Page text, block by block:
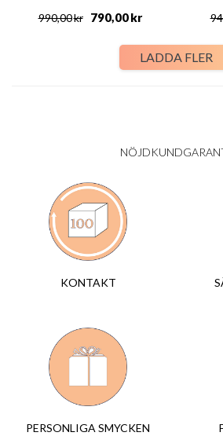
kr
990,00 kr
790,00
LADDA FLER
KONTAKT
PERSONLIGA SMYCKEN